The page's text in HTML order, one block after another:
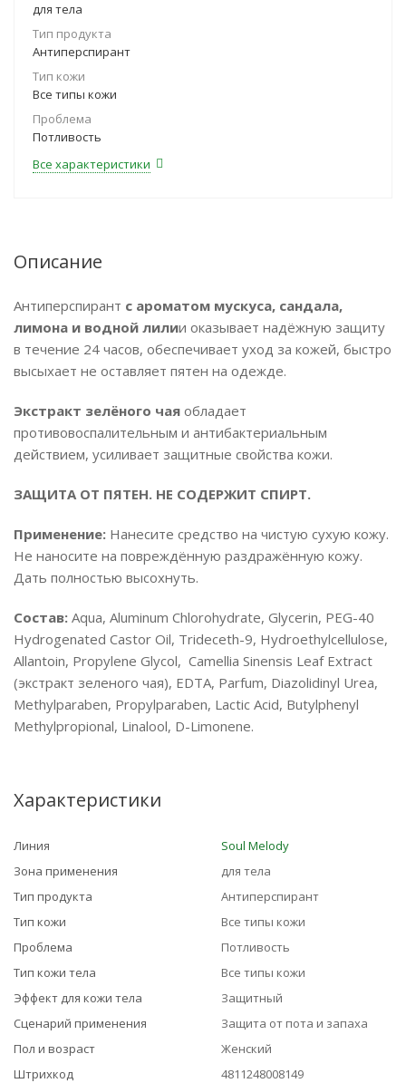
для тела
Тип продукта
Антиперспирант
Тип кожи
Все типы кожи
Проблема
Потливость
Все характеристики
Описание
Антиперспирант с ароматом мускуса, сандала,
лимона и водной лилии оказывает надёжную защиту
в течение 24 часов, обеспечивает уход за кожей, быстро
высыхает не оставляет пятен на одежде.
Экстракт зелёного чая обладает
противовоспалительным и антибактериальным
действием, усиливает защитные свойства кожи.
ЗАЩИТА ОТ ПЯТЕН. НЕ СОДЕРЖИТ СПИРТ.
Применение: Нанесите средство на чистую сухую кожу.
Не наносите на повреждённую раздражённую кожу.
Дать полностью высохнуть.
Состав: Aqua, Aluminum Chlorohydrate, Glycerin, PEG-40
Hydrogenated Castor Oil, Trideceth-9, Hydroethylcellulose,
Allantoin, Propylene Glycol, Camellia Sinensis Leaf Extract
(экстракт зеленого чая), EDTA, Parfum, Diazolidinyl Urea,
Methylparaben, Propylparaben, Lactic Acid, Butylphenyl
Methylpropional, Linalool, D-Limonene.
Характеристики
Линия
Soul Melody
Зона применения
для тела
Тип продукта
Антиперспирант
Тип кожи
Все типы кожи
Проблема
Потливость
Тип кожи тела
Все типы кожи
Эффект для кожи тела
Защитный
Сценарий применения
Защита от пота и запаха
Пол и возраст
Женский
Штрихкод
4811248008149